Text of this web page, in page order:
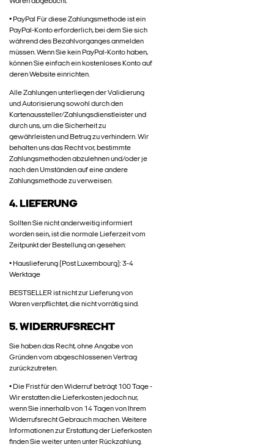
• PayPal Für diese Zahlungsmethode ist ein
PayPal-Konto erforderlich, bei dem Sie sich
während des Bezahlvorganges anmelden
müssen. Wenn Sie kein PayPal-Konto haben,
können Sie einfach ein kostenloses Konto auf
deren Website einrichten.
Alle Zahlungen unterliegen der Validierung
und Autorisierung sowohl durch den
Kartenaussteller/Zahlungsdienstleister und
durch uns, um die Sicherheit zu
gewährleisten und Betrug zu verhindern. Wir
behalten uns das Recht vor, bestimmte
Zahlungsmethoden abzulehnen und/oder je
nach den Umständen auf eine andere
Zahlungsmethode zu verweisen.
4. LIEFERUNG
Sollten Sie nicht anderweitig informiert
worden sein, ist die normale Lieferzeit vom
Zeitpunkt der Bestellung an gesehen:
• Hauslieferung (Post Luxembourg): 3-4
Werktage
BESTSELLER ist nicht zur Lieferung von
Waren verpflichtet, die nicht vorrätig sind.
5. WIDERRUFSRECHT
Sie haben das Recht, ohne Angabe von
Gründen vom abgeschlossenen Vertrag
zurückzutreten.
• Die Frist für den Widerruf beträgt 100 Tage -
Wir erstatten die Lieferkosten jedoch nur,
wenn Sie innerhalb von 14 Tagen von Ihrem
Widerrufsrecht Gebrauch machen. Weitere
Informationen zur Erstattung der Lieferkosten
finden Sie weiter unten unter Rückzahlung.